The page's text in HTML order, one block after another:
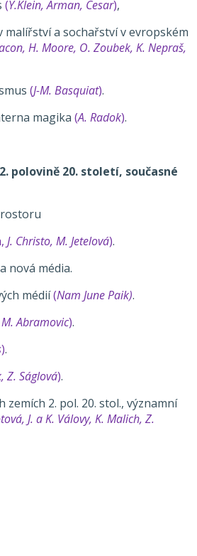
(Y.Klein, Arman, Cesar),
malířství a sochařství v evropském
H. Moore, O. Zoubek, K. Nepraš,
(J-M. Basquiat).
magika (A. Radok).
polovině 20. století, současné
J. Christo, M. Jetelová).
nová média.
médií(Nam June Paik).
Abramovic).
).
Z. Ságlová).
zemích 2. pol. 20. stol., významní
J. a K. Válovy, K. Malich, Z.